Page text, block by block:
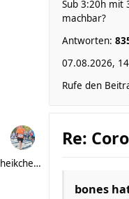
Sub 3:20h mit
machbar?
Antworten:
07.08.2026,
Rufe den
heikchen007
Re:
bones